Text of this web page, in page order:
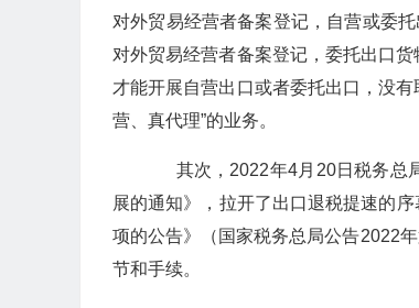
对外贸易经营者备案登记，自营或委
对外贸易经营者备案登记，委托出口
才能开展自营出口或者委托出口，没
营、真代理”的业务。
其次，2022年4月20日税务总
展的通知》，拉开了出口退税提速的
项的公告》（国家税务总局公告2022
节和手续。